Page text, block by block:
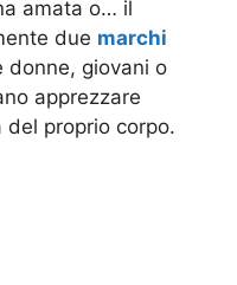
amata o… il
due marchi
giovani o
apprezzare
del proprio corpo.